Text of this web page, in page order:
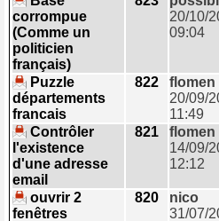
corrompue
(Comme un
politicien
français)
20/10/
09:04
Puzzle
départements
francais
822
flomen
20/09/
11:49
Contrôler
l'existence
d'une adresse
email
821
flomen
14/09/
12:12
ouvrir 2
fenêtres
820
nico
31/07/